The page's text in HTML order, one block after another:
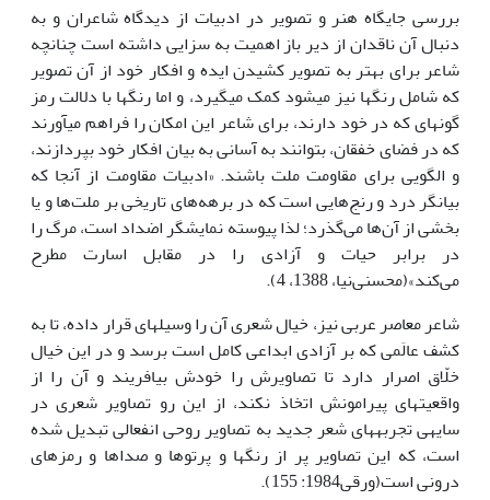
بررسی جایگاه هنر و تصویر در ادبیات از دیدگاه شاعران و به
دنبال آن ناقدان از دیر باز اهمیت به سزایی داشته است چنانچه
شاعر برای بهتر به تصویر کشیدن ایده و افکار خود از آن تصویر
که شامل رنگ­ها نیز می­شود کمک می­گیرد، و اما رنگ­ها با دلالت رمز
گونه­ای که در خود دارند، برای شاعر این امکان را فراهم می­آورند
که در فضای خفقان، بتوانند به آسانی به بیان افکار خود بپردازند،
و الگویی برای مقاومت ملت باشند. «ادبیات مقاومت از آنجا که
بیانگر درد و رنج‌هایی است که در برهه‌های تاریخی بر ملت‌ها و یا
بخشی از آن‌ها می‌گذرد؛ لذا پیوسته نمایشگر اضداد است، مرگ را
در برابر حیات و آزادی را در مقابل اسارت مطرح
می‌کند»(محسنی‌نیا، 1388، 4).
شاعر معاصر عربی نیز، خیال شعری آن را وسیله­ای قرار داده، تا به
کشف عالَمی که بر آزادی ابداعی کامل است برسد و در این خیال
خلّاق اصرار دارد تا تصاویرش را خودش بیافریند و آن را از
واقعیتهای پیرامونش اتخاذ نکند، از این رو تصاویر شعری در
سایه­ی تجربه­های شعر جدید به تصاویر روحی انفعالی تبدیل شده
است، که این تصاویر پر از رنگ­ها و پرتو­ها و صداها و رمزهای
درونی است(ورقی1984: 155).